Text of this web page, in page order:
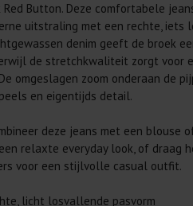
lang plezier hebben van je
wij een aantal algemene was-tips:
even het was-etiket.
buiten. Dat beschermt de
met wasmiddel. Per kledingstuk is
mogelijk. Op 20 of 30 graden
Red Button. Deze comfortabele
uitstraling met een rechte, iets
denim geeft de broek
de stretchkwaliteit zorgt voor
omgeslagen zoom onderaan de
en eigentijds detail.
deze jeans met een blouse
relaxte everyday look, of draag
voor een stijlvolle casual outfit.
licht losvallende pasvorm